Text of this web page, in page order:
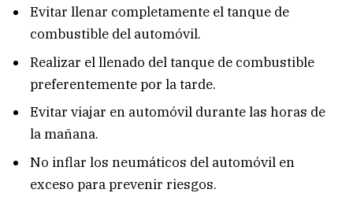
Evitar llenar completamente el tanque de
combustible del automóvil.
Realizar el llenado del tanque de combustible
preferentemente por la tarde.
Evitar viajar en automóvil durante las horas de
la mañana.
No inflar los neumáticos del automóvil en
exceso para prevenir riesgos.